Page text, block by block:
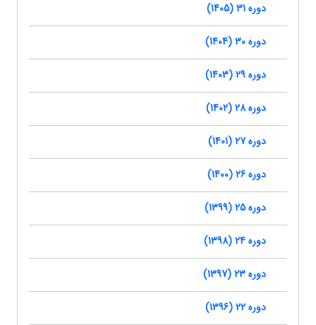
دوره 31 (1405)
دوره 30 (1404)
دوره 29 (1403)
دوره 28 (1402)
دوره 27 (1401)
دوره 26 (1400)
دوره 25 (1399)
دوره 24 (1398)
دوره 23 (1397)
دوره 22 (1396)